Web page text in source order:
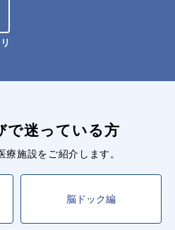
で迷っている方
療施設をご紹介します。
脳ドック編